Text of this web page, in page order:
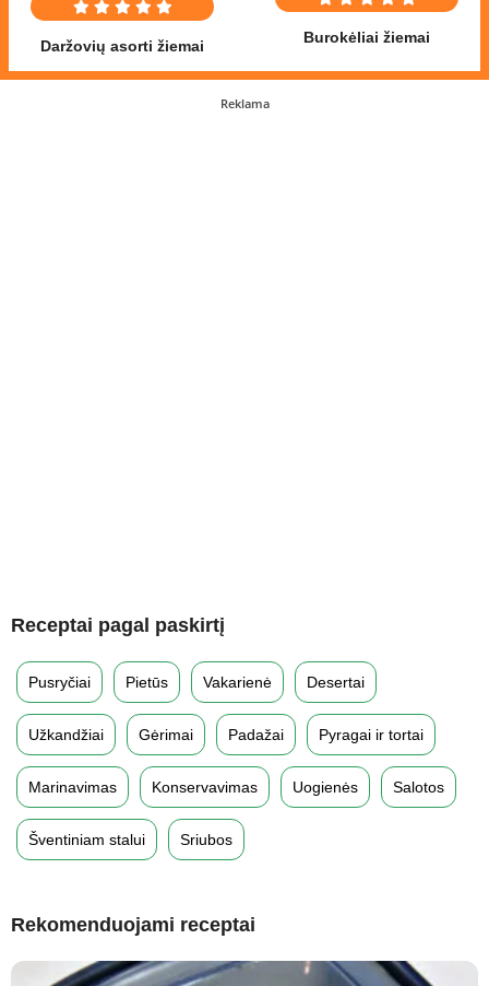
Daržovių asorti žiemai Burokėliai žiemai
Reklama
Receptai pagal paskirtį
Pusryčiai Pietūs Vakarienė Desertai
Užkandžiai Gėrimai Padažai Pyragai ir tortai
Marinavimas Konservavimas Uogienės Salotos
Šventiniam stalui Sriubos
Rekomenduojami receptai